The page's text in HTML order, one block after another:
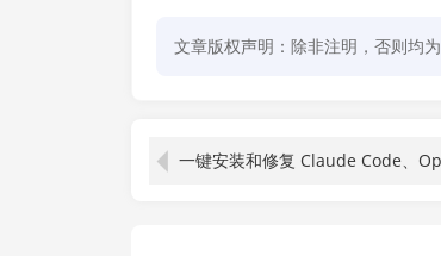
文章版权声明：除非注明，否则均为